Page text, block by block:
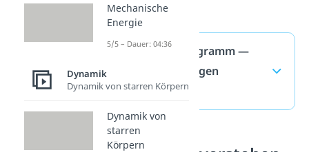
Weg-Zeit-Diagramm —
häufigste Fragen
(ausklappen)
Mechanische
Energie
5/5 – Dauer: 04:36
Dynamik
Dynamik von starren Körpern
Dynamik von
starren
Körpern